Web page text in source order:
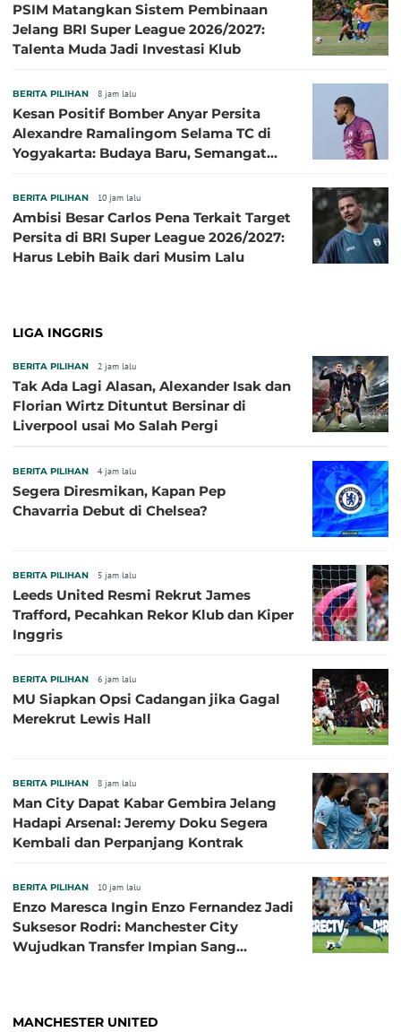
PSIM Matangkan Sistem Pembinaan
Jelang BRI Super League 2026/2027:
Talenta Muda Jadi Investasi Klub
BERITA PILIHAN 8 jam lalu
Kesan Positif Bomber Anyar Persita
Alexandre Ramalingom Selama TC di
Yogyakarta: Budaya Baru, Semangat
BERITA PILIHAN 10 jam lalu
Ambisi Besar Carlos Pena Terkait Target
Persita di BRI Super League 2026/2027:
Harus Lebih Baik dari Musim Lalu
LIGA INGGRIS
BERITA PILIHAN 2 jam lalu
Tak Ada Lagi Alasan, Alexander Isak dan
Florian Wirtz Dituntut Bersinar di
Liverpool usai Mo Salah Pergi
BERITA PILIHAN 4 jam lalu
Segera Diresmikan, Kapan Pep
Chavarria Debut di Chelsea?
BERITA PILIHAN 5 jam lalu
Leeds United Resmi Rekrut James
Trafford, Pecahkan Rekor Klub dan Kiper
Inggris
BERITA PILIHAN 6 jam lalu
MU Siapkan Opsi Cadangan jika Gagal
Merekrut Lewis Hall
BERITA PILIHAN 8 jam lalu
Man City Dapat Kabar Gembira Jelang
Hadapi Arsenal: Jeremy Doku Segera
Kembali dan Perpanjang Kontrak
BERITA PILIHAN 10 jam lalu
Enzo Maresca Ingin Enzo Fernandez Jadi
Suksesor Rodri: Manchester City
Wujudkan Transfer Impian Sang
MANCHESTER UNITED